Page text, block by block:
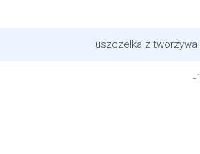
uszczelka z
-